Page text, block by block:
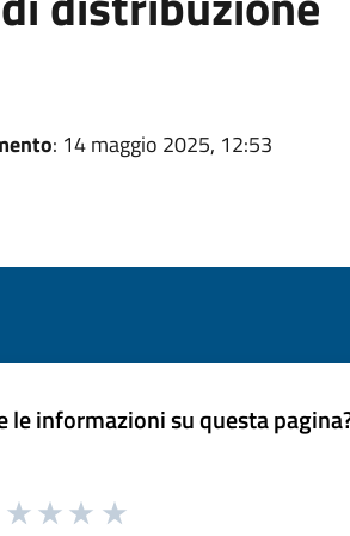
: 14 maggio 2025, 12:53
le informazioni su questa